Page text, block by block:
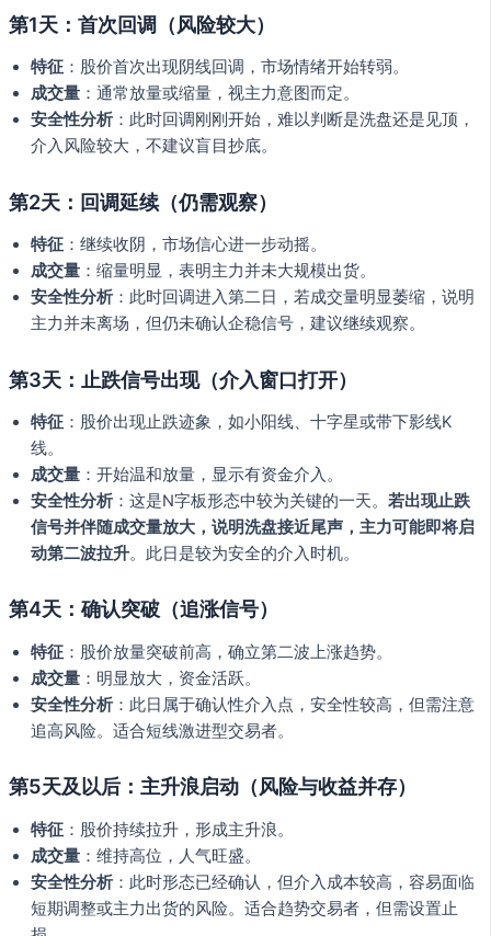
第1天：首次回调（风险较大）
特征 ：股价首次出现阴线回调，市场情绪开始转弱。
成交量 ：通常放量或缩量，视主力意图而定。
安全性分析 ：此时回调刚刚开始，难以判断是洗盘还是见顶，
介入风险较大，不建议盲目抄底。
第2天：回调延续（仍需观察）
特征 ：继续收阴，市场信心进一步动摇。
成交量 ：缩量明显，表明主力并未大规模出货。
安全性分析 ：此时回调进入第二日，若成交量明显萎缩，说明
主力并未离场，但仍未确认企稳信号，建议继续观察。
第3天：止跌信号出现（介入窗口打开）
特征 ：股价出现止跌迹象，如小阳线、十字星或带下影线K
线。
成交量 ：开始温和放量，显示有资金介入。
安全性分析 ：这是N字板形态中较为关键的一天。 若出现止跌
信号并伴随成交量放大，说明洗盘接近尾声，主力可能即将启
动第二波拉升。此日是较为安全的介入时机。
第4天：确认突破（追涨信号）
特征 ：股价放量突破前高，确立第二波上涨趋势。
成交量 ：明显放大，资金活跃。
安全性分析 ：此日属于确认性介入点，安全性较高，但需注意
追高风险。适合短线激进型交易者。
第5天及以后：主升浪启动（风险与收益并存）
特征 ：股价持续拉升，形成主升浪。
成交量 ：维持高位，人气旺盛。
安全性分析 ：此时形态已经确认，但介入成本较高，容易面临
短期调整或主力出货的风险。适合趋势交易者，但需设置止